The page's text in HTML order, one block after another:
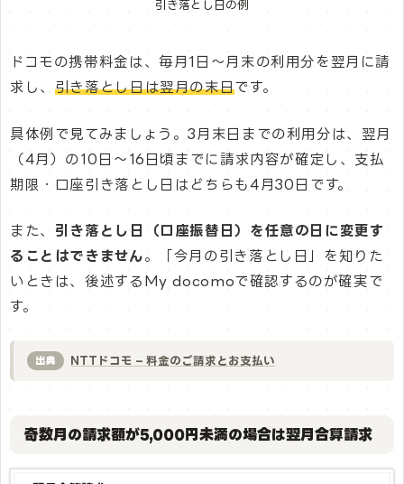
引き落とし日の例
ドコモの携帯料金は、毎月1日～月末の利用分を翌月に請
求し、 引き落とし日は翌月の末日です。
具体例で見てみましょう。3月末日までの利用分は、翌月
（4月）の10日～16日頃までに請求内容が確定し、支払
期限・口座引き落とし日はどちらも4月30日です。
また、 引き落とし日（口座振替日）を任意の日に変更す
ることはできません。「今月の引き落とし日」を知りた
いときは、後述するMy docomoで確認するのが確実で
す。
出典 NTTドコモ – 料金のご請求とお支払い
奇数月の請求額が5,000円未満の場合は翌月合算請求